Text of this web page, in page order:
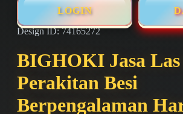
LOGIN
Design ID: 74165272
BIGHOKI Jasa
Perakitan Besi
Berpengalaman